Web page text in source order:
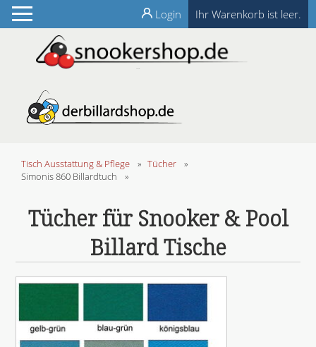
Ihr Warenkorb ist leer.
Login
Tisch Ausstattung & Pflege » Tücher
»
Simonis 860 Billardtuch
»
Tücher für Snooker & Pool
Billard Tische